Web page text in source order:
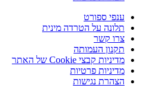
ענפי ספורט
תלונה על הטרדה מינית
צרו קשר
תקנון העמותה
מדיניות קבצי Cookie של האתר
מדיניות פרטיות
הצהרת נגישות